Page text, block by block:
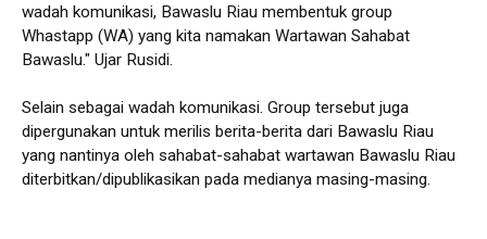
wadah komunikasi, Bawaslu Riau membentuk group
Whastapp (WA) yang kita namakan Wartawan Sahabat
Bawaslu." Ujar Rusidi.
Selain sebagai wadah komunikasi. Group tersebut juga
dipergunakan untuk merilis berita-berita dari Bawaslu Riau
yang nantinya oleh sahabat-sahabat wartawan Bawaslu Riau
diterbitkan/dipublikasikan pada medianya masing-masing.